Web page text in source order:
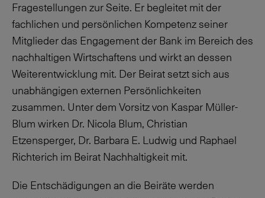
Fragestellungen zur Seite. Er begleitet mit der
fachlichen und persönlichen Kompetenz seiner
Mitglieder das Engagement der Bank im Bereich des
nachhaltigen Wirtschaftens und wirkt an dessen
Weiterentwicklung mit. Der Beirat setzt sich aus
unabhängigen externen Persönlichkeiten
zusammen. Unter dem Vorsitz von Kaspar Müller-
Blum wirken Dr. Nicola Blum, Christian
Etzensperger, Dr. Barbara E. Ludwig und Raphael
Richterich im Beirat Nachhaltigkeit mit.
Die Entschädigungen an die Beiräte werden